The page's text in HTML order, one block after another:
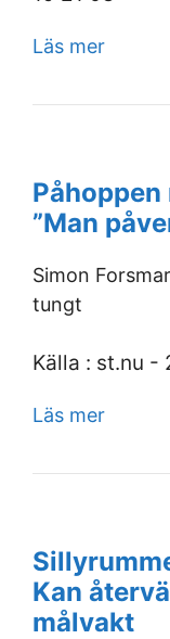
Läs mer
”Man
Simon
tungt
Källa : st.nu -
Läs mer
Kan
målvakt